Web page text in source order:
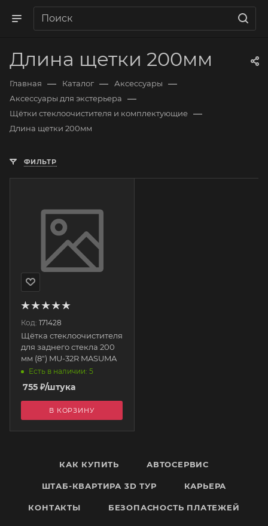
Длина щетки 200мм
Главная — Каталог — Аксессуары —
Аксессуары для экстерьера —
Щётки стеклоочистителя и комплектующие —
Длина щетки 200мм
ФИЛЬТР
Код: 171428
Щётка стеклоочистителя
для заднего стекла 200
мм (8") MU-32R MASUMA
Есть в наличии: 5
755 ₽/штука
В КОРЗИНУ
КАК КУПИТЬ АВТОСЕРВИС
ШТАБ-КВАРТИРА 3D ТУР КАРЬЕРА
КОНТАКТЫ БЕЗОПАСНОСТЬ ПЛАТЕЖЕЙ